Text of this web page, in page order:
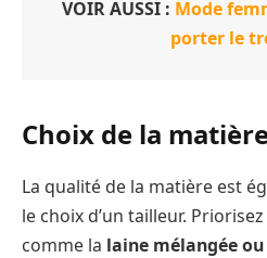
VOIR AUSSI : Mode
porter le
Choix de la
La qualité de la matière est
le choix d’un tailleur. Priorisez
comme la laine mélangée